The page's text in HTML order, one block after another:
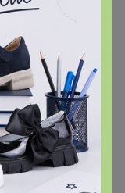
и
мускус,
2